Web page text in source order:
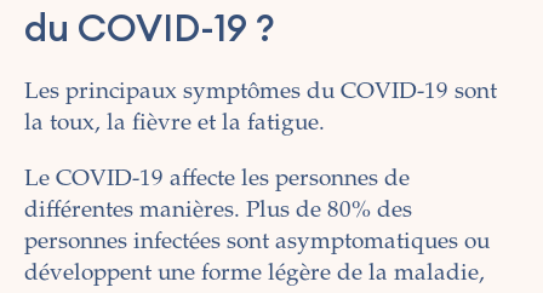
du COVID-19 ?
Les principaux symptômes du COVID-19 sont
la toux, la fièvre et la fatigue.
Le COVID-19 affecte les personnes de
différentes manières. Plus de 80% des
personnes infectées sont asymptomatiques ou
développent une forme légère de la maladie,